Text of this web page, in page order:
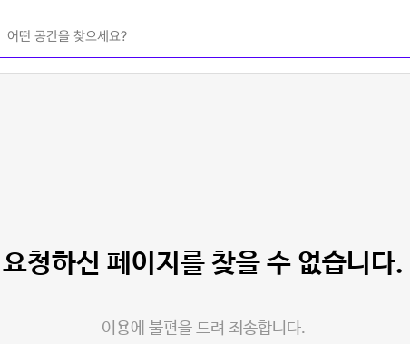
요청하신 페이지를 찾을 수 없습니다.
이용에 불편을 드려 죄송합니다.